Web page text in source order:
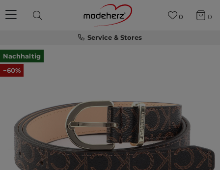
Service & Stores
0 0
Nachhaltig
−60%